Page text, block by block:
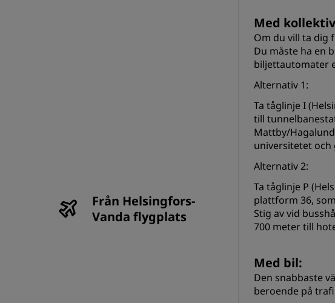
Från Helsingfors-
Vanda flygplats
Med
Om du vill ta dig
Du måste ha en
biljettautomater
Alternativ 1:
Ta tåglinje I
till
Mattby/
universitetet och
Alternativ 2:
Ta tåglinje P
plattform 36,
Stig av vid
700 meter till
Med bil:
Den snabbaste
beroende på